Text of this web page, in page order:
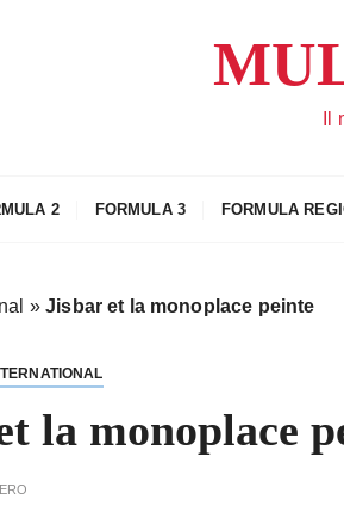
2 FORMULA 3 FORMULA
»Jisbar et la monoplace peinte
la monoplace